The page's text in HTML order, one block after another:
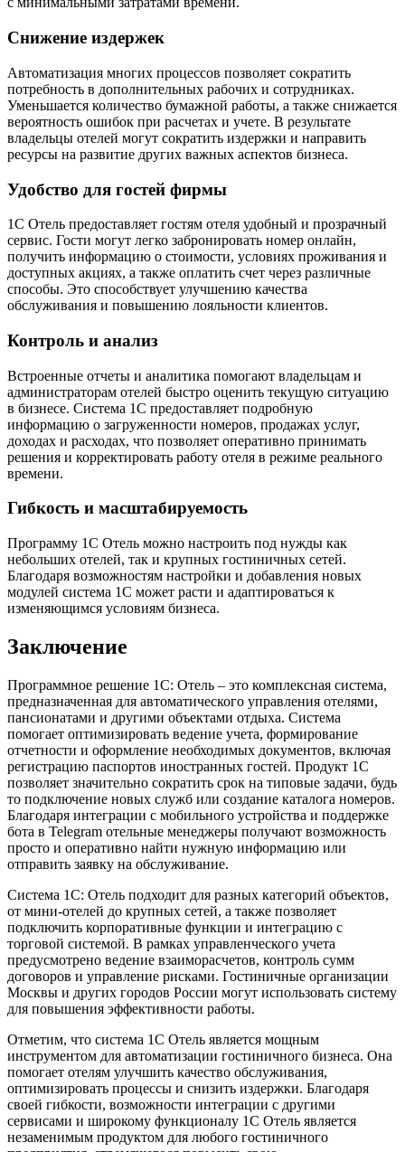
Снижение издержек
Автоматизация многих процессов позволяет сократить
потребность в дополнительных рабочих и сотрудниках.
Уменьшается количество бумажной работы, а также снижается
вероятность ошибок при расчетах и учете. В результате
владельцы отелей могут сократить издержки и направить
ресурсы на развитие других важных аспектов бизнеса.
Удобство для гостей фирмы
1С Отель предоставляет гостям отеля удобный и прозрачный
сервис. Гости могут легко забронировать номер онлайн,
получить информацию о стоимости, условиях проживания и
доступных акциях, а также оплатить счет через различные
способы. Это способствует улучшению качества
обслуживания и повышению лояльности клиентов.
Контроль и анализ
Встроенные отчеты и аналитика помогают владельцам и
администраторам отелей быстро оценить текущую ситуацию
в бизнесе. Система 1С предоставляет подробную
информацию о загруженности номеров, продажах услуг,
доходах и расходах, что позволяет оперативно принимать
решения и корректировать работу отеля в режиме реального
времени.
Гибкость и масштабируемость
Программу 1С Отель можно настроить под нужды как
небольших отелей, так и крупных гостиничных сетей.
Благодаря возможностям настройки и добавления новых
модулей система 1С может расти и адаптироваться к
изменяющимся условиям бизнеса.
Заключение
Программное решение 1С: Отель – это комплексная система,
предназначенная для автоматического управления отелями,
пансионатами и другими объектами отдыха. Система
помогает оптимизировать ведение учета, формирование
отчетности и оформление необходимых документов, включая
регистрацию паспортов иностранных гостей. Продукт 1С
позволяет значительно сократить срок на типовые задачи, будь
то подключение новых служб или создание каталога номеров.
Благодаря интеграции с мобильного устройства и поддержке
бота в Telegram отельные менеджеры получают возможность
просто и оперативно найти нужную информацию или
отправить заявку на обслуживание.
Система 1С: Отель подходит для разных категорий объектов,
от мини-отелей до крупных сетей, а также позволяет
подключить корпоративные функции и интеграцию с
торговой системой. В рамках управленческого учета
предусмотрено ведение взаиморасчетов, контроль сумм
договоров и управление рисками. Гостиничные организации
Москвы и других городов России могут использовать систему
для повышения эффективности работы.
Отметим, что система 1С Отель является мощным
инструментом для автоматизации гостиничного бизнеса. Она
помогает отелям улучшить качество обслуживания,
оптимизировать процессы и снизить издержки. Благодаря
своей гибкости, возможности интеграции с другими
сервисами и широкому функционалу 1С Отель является
незаменимым продуктом для любого гостиничного